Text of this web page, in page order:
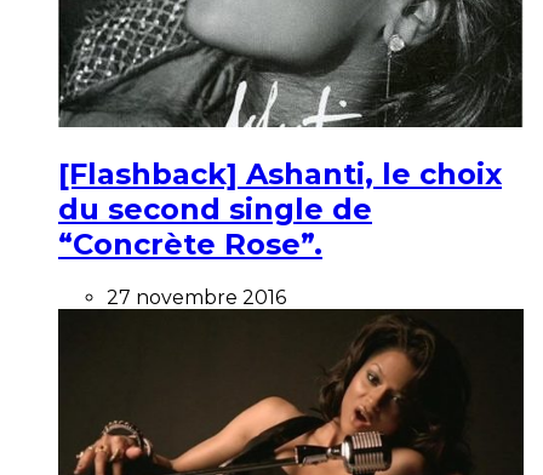
[Flashback] Ashanti, le choix
du second single de
“Concrète Rose”.
27 novembre 2016